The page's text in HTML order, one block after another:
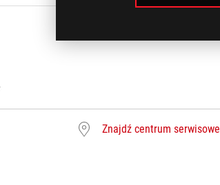
Znajdź centrum serwisowe